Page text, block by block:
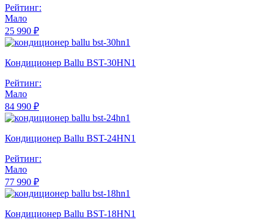
Рейтинг:
Мало
25 990 ₽
Кондиционер Ballu BST-30HN1
Рейтинг:
Мало
84 990 ₽
Кондиционер Ballu BST-24HN1
Рейтинг:
Мало
77 990 ₽
Кондиционер Ballu BST-18HN1